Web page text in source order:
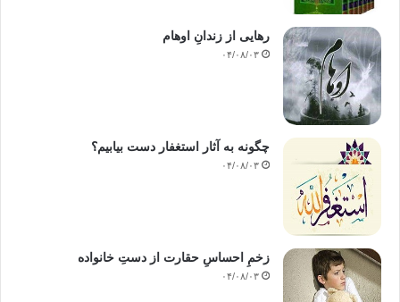
رهایی از زندانِ اوهام
۰۴/۰۸/۰۳
چگونه به آثار استغفار دست بیابیم؟
۰۴/۰۸/۰۳
زخمِ احساسِ حقارت از دستِ خانواده
۰۴/۰۸/۰۳